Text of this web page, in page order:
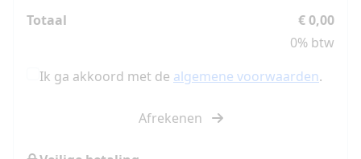
Totaal
€ 0,00
0% btw
Ik ga akkoord met de algemene voorwaarden.
Afrekenen